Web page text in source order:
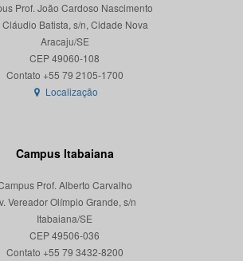
Prof. João Cardoso Nascimento
Cláudio Batista, s/n, Cidade Nova
Aracaju/SE
CEP 49060-108
Localização
Campus Itabaiana
Prof. Alberto Carvalho
Vereador Olímpio Grande, s/n
Itabaiana/SE
CEP 49506-036